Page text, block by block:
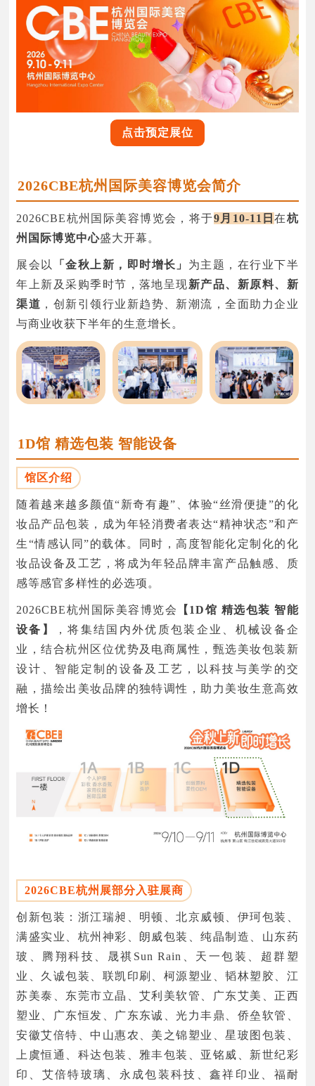
点击预定展位
2026CBE杭州国际美容博览会简介
2026CBE杭州国际美容博览会，将于9月10-11日在杭
州国际博览中心盛大开幕。
展会以 「金秋上新，即时增长」 为主题，在行业下半
年上新及采购季时节，落地呈现新产品、新原料、新
渠道 ，创新引领行业新趋势、新潮流，全面助力企业
与商业收获下半年的生意增长。
1D馆 精选包装 智能设备
馆区介绍
随着越来越多颜值“新奇有趣”、体验“丝滑便捷”的化
妆品产品包装，成为年轻消费者表达“精神状态”和产
生“情感认同”的载体。同时，高度智能化定制化的化
妆品设备及工艺，将成为年轻品牌丰富产品触感、质
感等感官多样性的必选项。
2026CBE杭州国际美容博览会
【1D馆 精选包装 智能
设备】
，将集结国内外优质包装企业、机械设备企
业，结合杭州区位优势及电商属性，甄选美妆包装新
设计、智能定制的设备及工艺，以科技与美学的交
融，描绘出美妆品牌的独特调性，助力美妆生意高效
增长！
2026CBE杭州展部分入驻展商
创新包装：浙江瑞昶、明顿、北京威顿、伊珂包装、
满盛实业、杭州神彩、朗威包装、纯晶制造、山东药
玻、腾翔科技、晟祺Sun Rain、天一包装、超群塑
业、久诚包装、联凯印刷、柯源塑业、韬林塑胶、江
苏美泰、东莞市立晶、艾利美软管、广东艾美、正西
塑业、广东恒发、广东东诚、光力丰鼎、侨垒软管、
安徽艾倍特、中山惠农、美之锦塑业、星玻图包装、
上虞恒通、科达包装、雅丰包装、亚铭威、新世纪彩
印、艾倍特玻璃、永成包装科技、鑫祥印业、福耐